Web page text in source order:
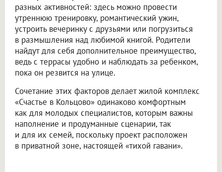
разных активностей: здесь можно провести
утреннюю тренировку, романтический ужин,
устроить вечеринку с друзьями или погрузиться
в размышления над любимой книгой. Родители
найдут для себя дополнительное преимущество,
ведь с террасы удобно и наблюдать за ребенком,
пока он резвится на улице.
Сочетание этих факторов делает жилой комплекс
«Счастье в Кольцово» одинаково комфортным
как для молодых специалистов, которым важны
наполнение и продуманные сценарии, так
и для их семей, поскольку проект расположен
в приватной зоне, настоящей «тихой гавани».